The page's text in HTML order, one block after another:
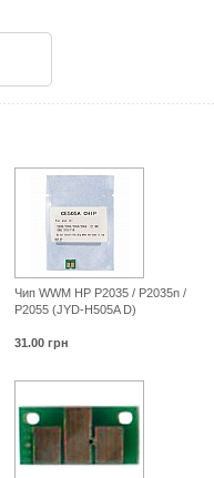
Чип WWM HP P2035 / P2035n /
P2055 (JYD-H505A D)
31.00 грн